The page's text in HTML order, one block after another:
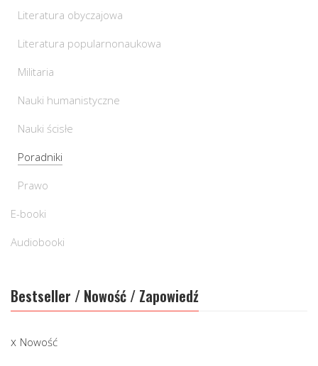
Literatura obyczajowa
Literatura popularnonaukowa
Militaria
Nauki humanistyczne
Nauki ścisłe
Poradniki
Prawo
E-booki
Audiobooki
Bestseller / Nowość / Zapowiedź
Nowość